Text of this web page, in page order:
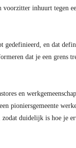
inhuurt tegen
gedefinieerd, en dat
dat je een grens
en
pioniersgemeente
zodat duidelijk is hoe je